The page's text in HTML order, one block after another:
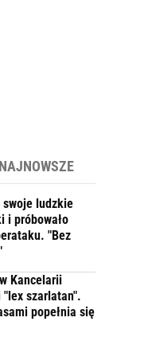
NAJNOWSZE
swoje ludzkie
i próbowało
"Bez
Kancelarii
"lex szarlatan".
popełnia się